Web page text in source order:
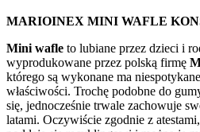
MARIOINEX MINI WAFLE
Mini wafle to lubiane przez dzieci i
wyprodukowane przez polską firmę
którego są wykonane ma
właściwości. Trochę podobne do
się, jednocześnie trwale zachowuje
latami. Oczywiście zgodnie z